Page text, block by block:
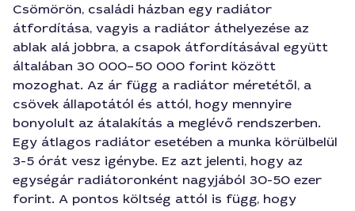
Csömörön, családi házban egy radiátor
átfordítása, vagyis a radiátor áthelyezése az
ablak alá jobbra, a csapok átfordításával együtt
általában 30 000–50 000 forint között
mozoghat. Az ár függ a radiátor méretétől, a
csövek állapotától és attól, hogy mennyire
bonyolult az átalakítás a meglévő rendszerben.
Egy átlagos radiátor esetében a munka körülbelül
3-5 órát vesz igénybe. Ez azt jelenti, hogy az
egységár radiátoronként nagyjából 30-50 ezer
forint. A pontos költség attól is függ, hogy